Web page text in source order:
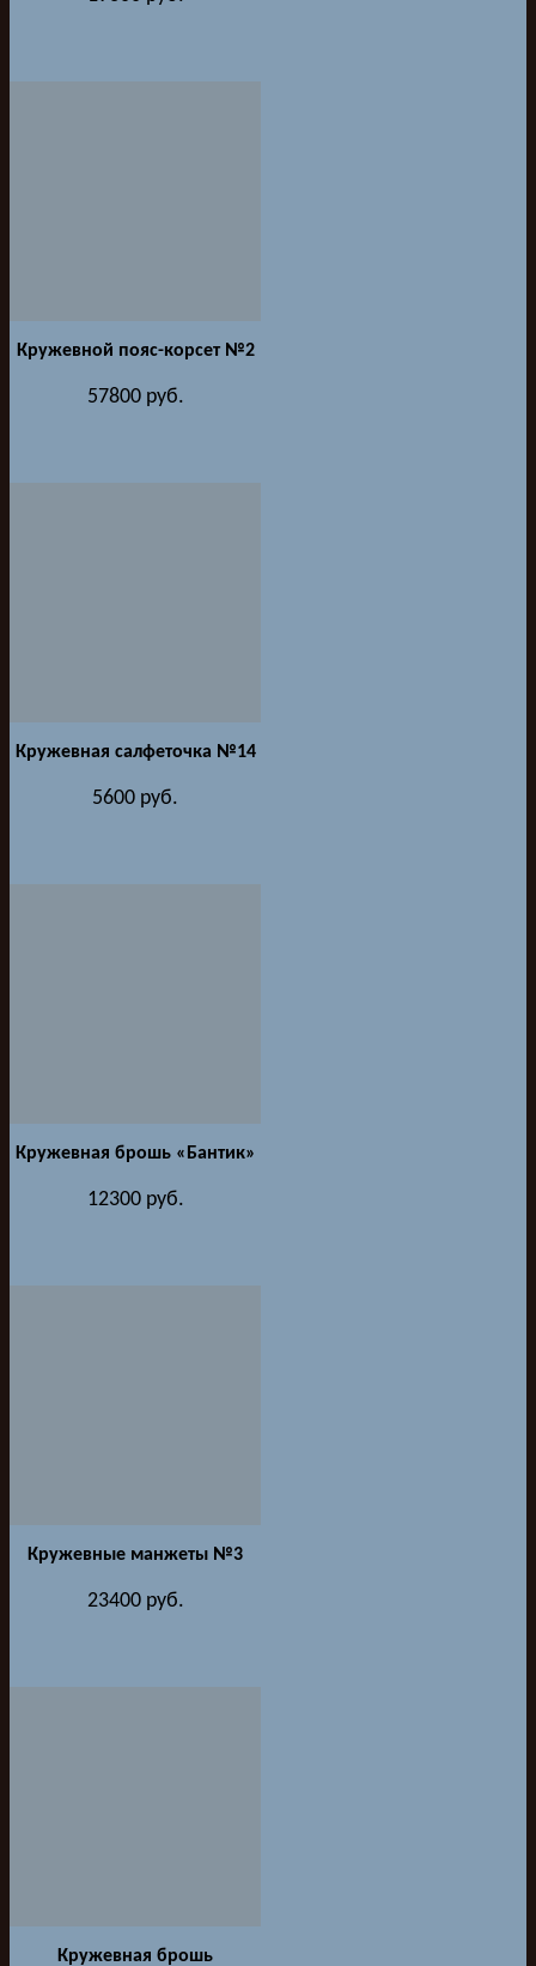
Кружевной пояс-корсет №2
57800руб.
Кружевная салфеточка №14
5600 руб.
Кружевная брошь «Бантик»
12300руб.
Кружевные манжеты №3
23400руб.
Кружевная брошь